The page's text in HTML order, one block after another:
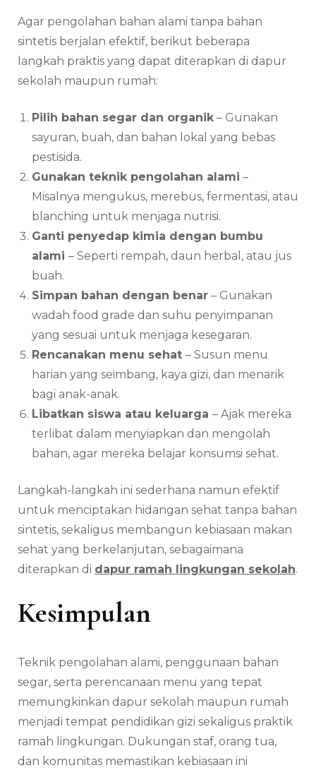
Agar pengolahan bahan alami tanpa bahan
sintetis berjalan efektif, berikut beberapa
langkah praktis yang dapat diterapkan di dapur
sekolah maupun rumah:
Pilih bahan segar dan organik – Gunakan
sayuran, buah, dan bahan lokal yang bebas
pestisida.
Gunakan teknik pengolahan alami –
Misalnya mengukus, merebus, fermentasi, atau
blanching untuk menjaga nutrisi.
Ganti penyedap kimia dengan bumbu
alami – Seperti rempah, daun herbal, atau jus
buah.
Simpan bahan dengan benar – Gunakan
wadah food grade dan suhu penyimpanan
yang sesuai untuk menjaga kesegaran.
Rencanakan menu sehat – Susun menu
harian yang seimbang, kaya gizi, dan menarik
bagi anak-anak.
Libatkan siswa atau keluarga – Ajak mereka
terlibat dalam menyiapkan dan mengolah
bahan, agar mereka belajar konsumsi sehat.
Langkah-langkah ini sederhana namun efektif
untuk menciptakan hidangan sehat tanpa bahan
sintetis, sekaligus membangun kebiasaan makan
sehat yang berkelanjutan, sebagaimana
diterapkan di dapur ramah lingkungan sekolah.
Kesimpulan
Teknik pengolahan alami, penggunaan bahan
segar, serta perencanaan menu yang tepat
memungkinkan dapur sekolah maupun rumah
menjadi tempat pendidikan gizi sekaligus praktik
ramah lingkungan. Dukungan staf, orang tua,
dan komunitas memastikan kebiasaan ini